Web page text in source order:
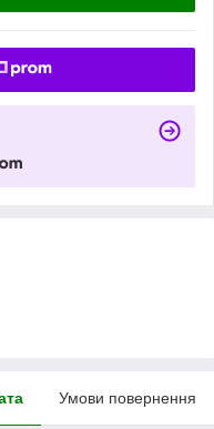
Умови повернення